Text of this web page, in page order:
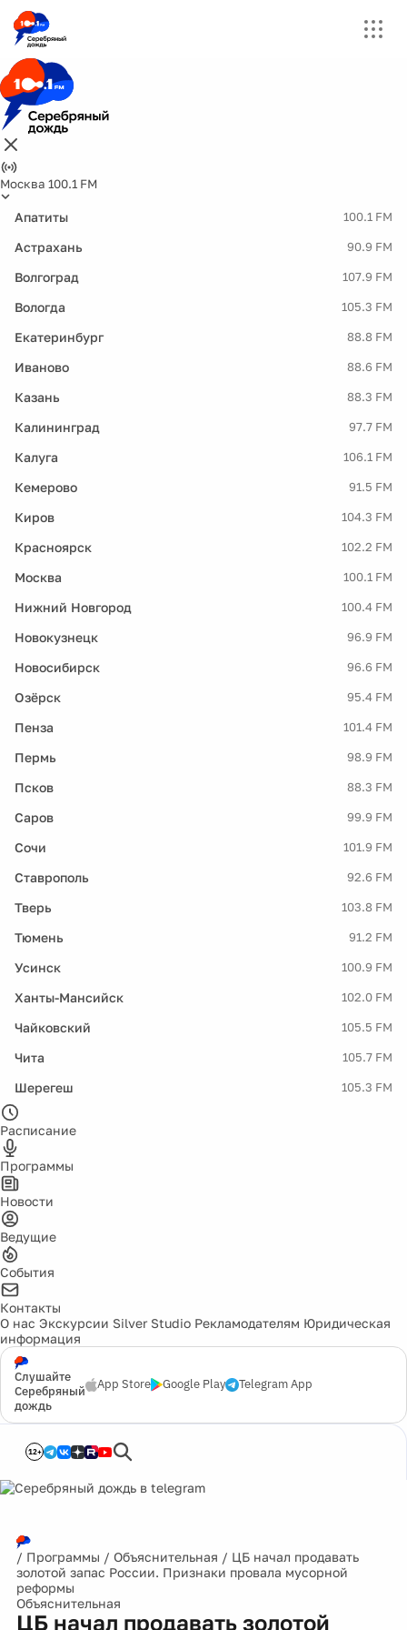
Москва 100.1 FM
Апатиты 100.1 FM
Астрахань 90.9 FM
Волгоград 107.9 FM
Вологда 105.3 FM
Екатеринбург 88.8 FM
Иваново 88.6 FM
Казань 88.3 FM
Калининград 97.7 FM
Калуга 106.1 FM
Кемерово 91.5 FM
Киров 104.3 FM
Красноярск 102.2 FM
Москва 100.1 FM
Нижний Новгород 100.4 FM
Новокузнецк 96.9 FM
Новосибирск 96.6 FM
Озёрск 95.4 FM
Пенза 101.4 FM
Пермь 98.9 FM
Псков 88.3 FM
Саров 99.9 FM
Сочи 101.9 FM
Ставрополь 92.6 FM
Тверь 103.8 FM
Тюмень 91.2 FM
Усинск 100.9 FM
Ханты-Мансийск 102.0 FM
Чайковский 105.5 FM
Чита 105.7 FM
Шерегеш 105.3 FM
Расписание
Программы
Новости
Ведущие
События
Контакты
О нас Экскурсии Silver Studio Рекламодателям Юридическая
информация
Слушайте
Серебряный
дождь
App Store Google Play Telegram App
12+
/ Программы / Объяснительная / ЦБ начал продавать
золотой запас России. Признаки провала мусорной
реформы
Объяснительная
ЦБ начал продавать золотой